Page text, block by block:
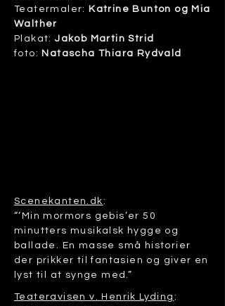
Teatermaler:
Katrine Bunton og Mia
Walther
Plakat:Jakob Martin Strid
foto: Natascha Thiara Rydvald
Scenekanten.dk:
“‘Min mormors gebis’er 50
minutters musikalsk hygge og
ballade. En masse små historier
der prikker til fantasien og giver en
lyst til at synge med.”
Teateravisen v. Henrik Lyding :